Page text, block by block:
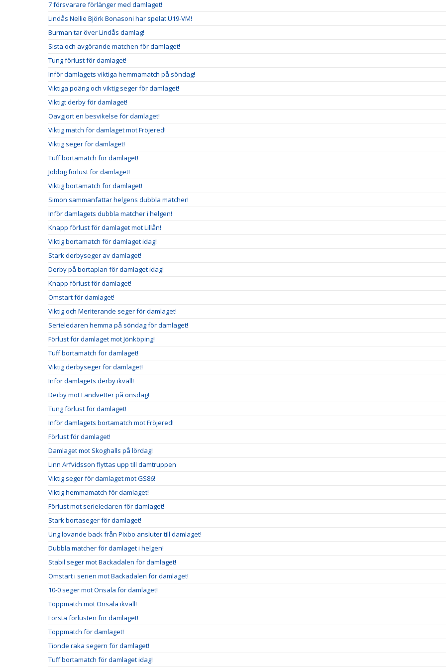
7 försvarare förlänger med damlaget!
Lindås Nellie Björk Bonasoni har spelat U19-VM!
Burman tar över Lindås damlag!
Sista och avgörande matchen för damlaget!
Tung förlust för damlaget!
Inför damlagets viktiga hemmamatch på söndag!
Viktiga poäng och viktig seger för damlaget!
Viktigt derby för damlaget!
Oavgjort en besvikelse för damlaget!
Viktig match för damlaget mot Fröjered!
Viktig seger för damlaget!
Tuff bortamatch för damlaget!
Jobbig förlust för damlaget!
Viktig bortamatch för damlaget!
Simon sammanfattar helgens dubbla matcher!
Inför damlagets dubbla matcher i helgen!
Knapp förlust för damlaget mot Lillån!
Viktig bortamatch för damlaget idag!
Stark derbyseger av damlaget!
Derby på bortaplan för damlaget idag!
Knapp förlust för damlaget!
Omstart för damlaget!
Viktig och Meriterande seger för damlaget!
Serieledaren hemma på söndag för damlaget!
Förlust för damlaget mot Jönköping!
Tuff bortamatch för damlaget!
Viktig derbyseger för damlaget!
Inför damlagets derby ikväll!
Derby mot Landvetter på onsdag!
Tung förlust för damlaget!
Inför damlagets bortamatch mot Fröjered!
Förlust för damlaget!
Damlaget mot Skoghalls på lördag!
Linn Arfvidsson flyttas upp till damtruppen
Viktig seger för damlaget mot GS86!
Viktig hemmamatch för damlaget!
Förlust mot serieledaren för damlaget!
Stark bortaseger för damlaget!
Ung lovande back från Pixbo ansluter till damlaget!
Dubbla matcher för damlaget i helgen!
Stabil seger mot Backadalen för damlaget!
Omstart i serien mot Backadalen för damlaget!
10-0 seger mot Onsala för damlaget!
Toppmatch mot Onsala ikväll!
Första förlusten för damlaget!
Toppmatch för damlaget!
Tionde raka segern för damlaget!
Tuff bortamatch för damlaget idag!